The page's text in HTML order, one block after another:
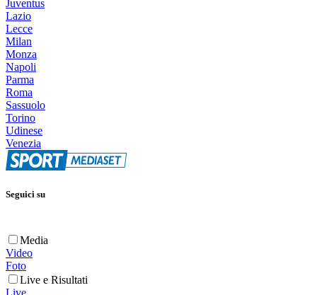
Juventus
Lazio
Lecce
Milan
Monza
Napoli
Parma
Roma
Sassuolo
Torino
Udinese
Venezia
Seguici su
Media
Video
Foto
Live e Risultati
Live